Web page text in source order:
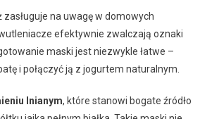
zasługuje na uwagę w domowych
efektywnie zwalczają oznaki
maski jest niezwykle łatwe –
i połączyć ją z jogurtem naturalnym.
lnianym, które stanowi bogate źródło